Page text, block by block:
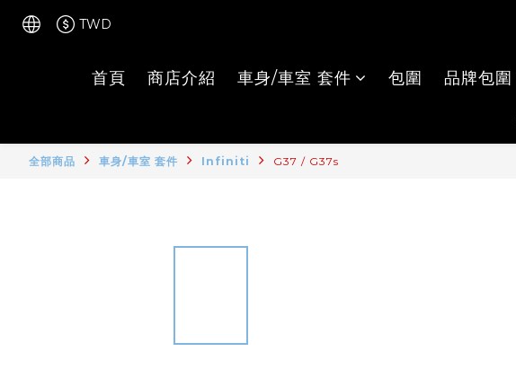
TWD
首頁 商店介紹 車身/車室 套件 包圍 品牌包圍
全部商品 車身/車室 套件 Infiniti G37 / G37s